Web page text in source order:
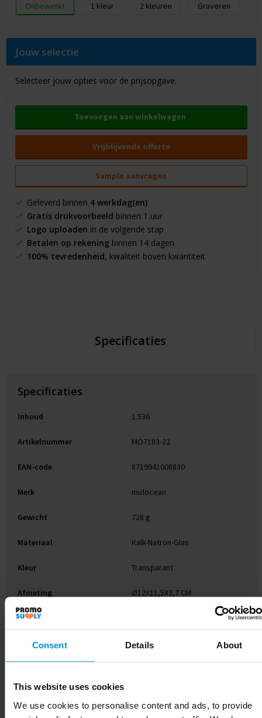
Consent Details About
This website uses cookies
We use cookies to personalise content and ads, to provide
Onbewerkt 1 2 Graveren
Jouw selectie
Selecteer jouw opties voor de prijsopgave.
Toevoegen aan winkelwagen
Vrijblijvende offerte
Sample aanvragen
Geleverd binnen 4 werkdag(en)
Gratis drukvoorbeeld binnen 1 uur
Logo uploaden in de volgende stap
Betalen op rekeningbinnen 14 dagen
100% tevredenheid, kwaliteit boven kwantiteit
Specificaties
Specificaties
Inhoud 1.536
Artikelnummer MO7183-22
EAN-code 8719941008830
Merk midocean
Gewicht 728 g
Materiaal Kalk-Natron-Glas
Kleur Transparant
Afmeting Ø12X11,5X3,7 CM
Hoogte
Breedte 12 cm